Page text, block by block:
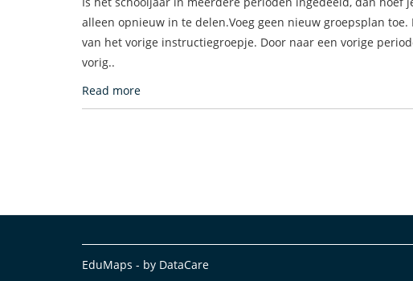
alleen opnieuw in te delen.Voeg geen nieuw groepsplan
van het vorige instructiegroepje. Door naar een vorige
vorig..
Read more
EduMaps - by DataCare